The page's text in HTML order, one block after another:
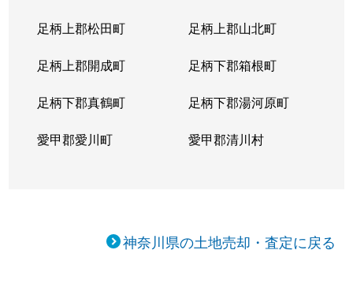
足柄上郡松田町 足柄上郡山北町
足柄上郡開成町 足柄下郡箱根町
足柄下郡真鶴町 足柄下郡湯河原町
愛甲郡愛川町 愛甲郡清川村
神奈川県の土地売却・査定に戻る